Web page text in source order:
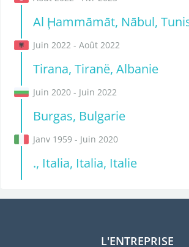
Al Ḩammāmāt, Nābul,
Juin 2022 - Août 2022
Tirana, Tiranë, Albanie
Juin 2020 - Juin 2022
Burgas, Bulgarie
Janv 1959 - Juin 2020
., Italia, Italia, Italie
L'ENTREPRISE